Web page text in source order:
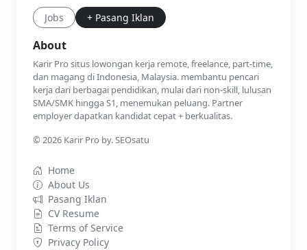
Jobs + Pasang Iklan
About
Karir Pro situs lowongan kerja remote, freelance, part-time,
dan magang di Indonesia, Malaysia. membantu pencari
kerja dari berbagai pendidikan, mulai dari non-skill, lulusan
SMA/SMK hingga S1, menemukan peluang. Partner
employer dapatkan kandidat cepat + berkualitas.
© 2026 Karir Pro by. SEOsatu
Home
About Us
Pasang Iklan
CV Resume
Terms of Service
Privacy Policy